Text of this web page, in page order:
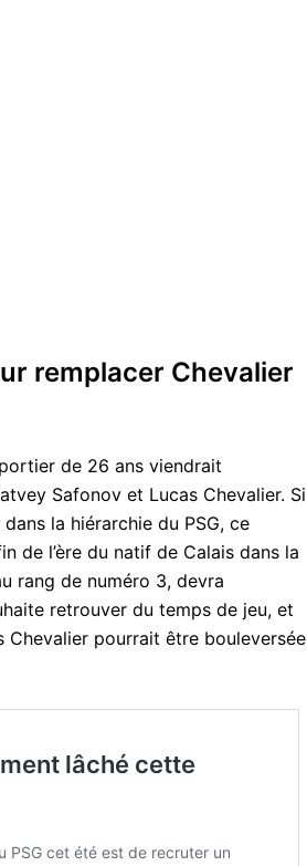
remplacer Chevalier
de 26 ans viendrait
Safonov et Lucas Chevalier. Si
la hiérarchie du PSG, ce
de l’ère du natif de Calais dans la
rang de numéro 3, devra
retrouver du temps de jeu, et
Chevalier pourrait être bouleversée
lâché cette
PSG cet été est de recruter un